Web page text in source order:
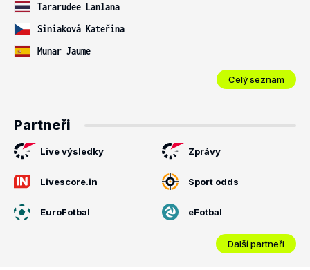
Tararudee Lanlana
Siniaková Kateřina
Munar Jaume
Celý seznam
Partneři
Live výsledky Zprávy
Livescore.in Sport odds
EuroFotbal eFotbal
Další partneři